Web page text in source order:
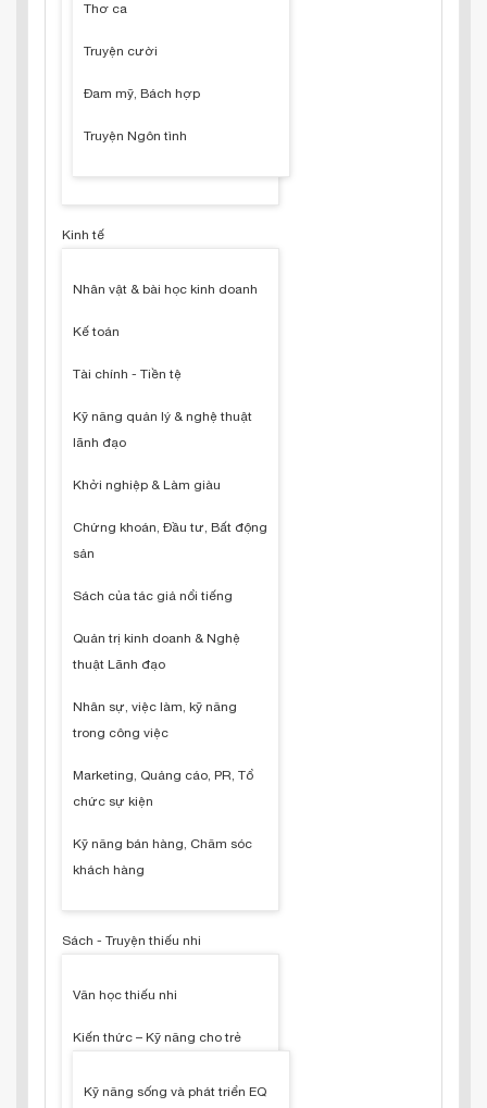
Thơ ca
Truyện cười
Đam mỹ, Bách hợp
Truyện Ngôn tình
Kinh tế
Nhân vật & bài học kinh doanh
Kế toán
Tài chính - Tiền tệ
Kỹ năng quản lý & nghệ thuật
lãnh đạo
Khởi nghiệp & Làm giàu
Chứng khoán, Đầu tư, Bất động
sản
Sách của tác giả nổi tiếng
Quản trị kinh doanh & Nghệ
thuật Lãnh đạo
Nhân sự, việc làm, kỹ năng
trong công việc
Marketing, Quảng cáo, PR, Tổ
chức sự kiện
Kỹ năng bán hàng, Chăm sóc
khách hàng
Sách - Truyện thiếu nhi
Văn học thiếu nhi
Kiến thức – Kỹ năng cho trẻ
Kỹ năng sống và phát triển EQ